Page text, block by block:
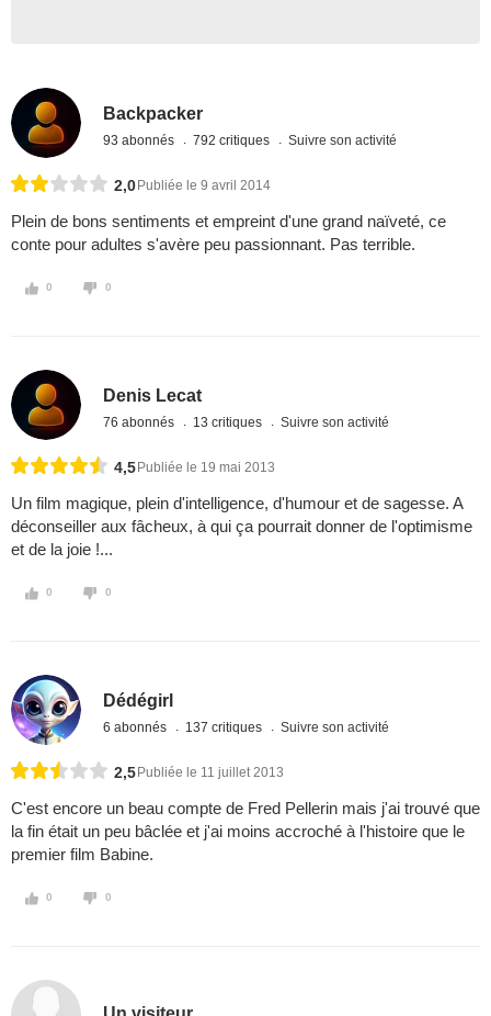
Backpacker
93 abonnés 792 critiques Suivre son activité
2,0 Publiée le 9 avril 2014
Plein de bons sentiments et empreint d'une grand naïveté, ce
conte pour adultes s'avère peu passionnant. Pas terrible.
0 0
Denis Lecat
76 abonnés 13 critiques Suivre son activité
4,5 Publiée le 19 mai 2013
Un film magique, plein d'intelligence, d'humour et de sagesse. A
déconseiller aux fâcheux, à qui ça pourrait donner de l'optimisme
et de la joie !...
0 0
Dédégirl
6 abonnés 137 critiques Suivre son activité
2,5 Publiée le 11 juillet 2013
C'est encore un beau compte de Fred Pellerin mais j'ai trouvé que
la fin était un peu bâclée et j'ai moins accroché à l'histoire que le
premier film Babine.
0 0